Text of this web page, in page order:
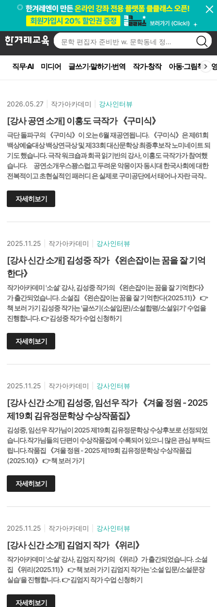
직무·AI 미디어 글쓰기·말하기·번역 작가·창작 아동·그림책
2026.05.27 작가아카데미 강사인터뷰
[강사 공연 소개] 이홍도 극작가 《구미식》
극단 돌파구의 《구미식》이 오는 6월 재공연됩니다. 《구미식》은 제61회
백상예술대상 백상연극상 및 제33회 대산문학상 최종후보작 노미네이트 되
기도 했습니다. 극작 워크숍과 희곡 읽기반의 강사, 이홍도 극작가가 참여했
습니다. 공연소개우스꽝스럽고 두려운 악몽이자 동시대 한국사회에 대한
전복적이고 초현실적인 패러디 은 실제로 구미공단에서 태어나 자란 극작..
자세히보기
2025.11.25 작가아카데미 강사인터뷰
[강사 신간 소개] 김성중 작가 《왼손잡이는 꿈을 잘 기억
한다》
작가아카데미 '소설' 강사, 김성중 작가의 《왼손잡이는 꿈을 잘 기억한다》
가 출간되었습니다. 소설집 《왼손잡이는 꿈을 잘 기억한다(2025.11)》 👉
책 보러 가기 김성중 작가는 '글쓰기(소설입문)/소설합평/소설읽기' 수업을
진행합니다. 👉 김성중 작가 수업 신청하기
자세히보기
2025.11.25 작가아카데미 강사인터뷰
[강사 신간 소개] 김성중, 임선우 작가 《겨울 정원 - 2025
제19회 김유정문학상 수상작품집》
김성중, 임선우 작가님이 2025 제19회 김유정문학상 수상후보로 선정되었
습니다.작가님들의 단편이 수상작품집에 수록되어 있으니 많은 관심 부탁드
립니다.작품집 《겨울 정원 - 2025 제19회 김유정문학상 수상작품집
(2025.10)》 👉 책 보러 가기
자세히보기
2025.11.25 작가아카데미 강사인터뷰
[강사 신간 소개] 김엄지 작가 《위리》
작가아카데미 '소설' 강사, 김엄지 작가의 《위리》가 출간되었습니다. 소설
집 《위리(2025.11)》 👉 책 보러 가기 김엄지 작가는 '소설 입문/소설문장
실습'을 진행합니다. 👉 김엄지 작가 수업 신청하기
자세히보기